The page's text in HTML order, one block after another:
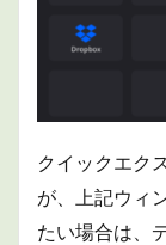
クイックエク
が、上記ウィ
たい場合は、